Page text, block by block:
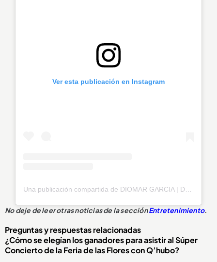
Ver esta publicación en Instagram
No deje de leer otras noticias de la secciónEntretenimiento.
Preguntas y respuestas relacionadas
¿Cómo se elegían los ganadores para asistir al Súper
Concierto de la Feria de las Flores con Q’hubo?